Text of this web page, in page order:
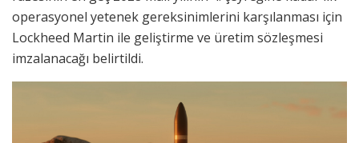
operasyonel yetenek gereksinimlerini karşılanması için
Lockheed Martin ile geliştirme ve üretim sözleşmesi
imzalanacağı belirtildi.